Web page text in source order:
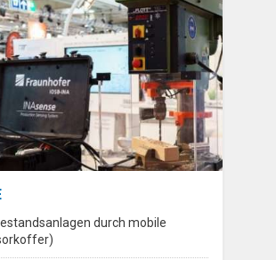
durch mobile